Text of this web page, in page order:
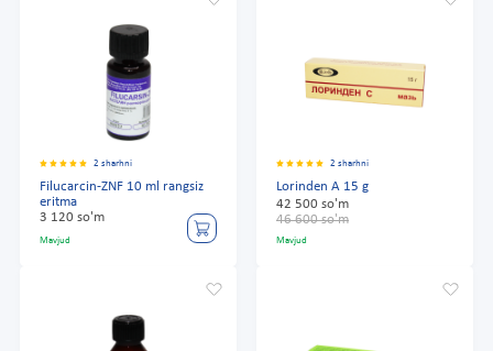
2 sharhni
Filucarcin-ZNF 10 ml rangsiz
eritma
3 120 so'm
Mavjud
2 sharhni
Lorinden A 15 g
42 500 so'm
46 600 so'm
Mavjud